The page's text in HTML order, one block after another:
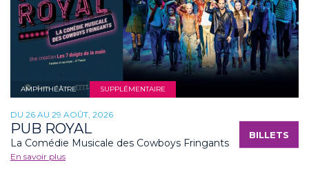
AMPHITHÉÂTRE SUPPLÉMENTAIRE
DU 26 AU 29 AOÛT, 2026
PUB ROYAL
La Comédie Musicale des Cowboys Fringants
En savoir plus
BILLETS